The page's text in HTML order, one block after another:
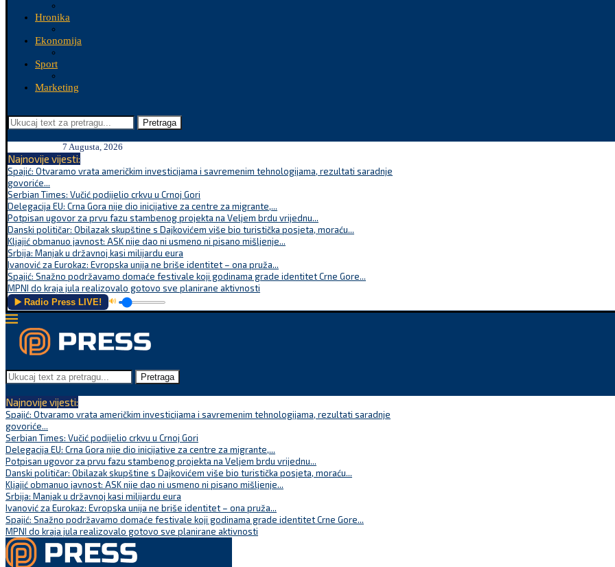
Hronika
Ekonomija
Sport
Marketing
Pretraga
7 Augusta, 2026
Najnovije vijesti:
Spajić: Otvaramo vrata američkim investicijama i savremenim tehnologijama, rezultati saradnje
govoriće...
Serbian Times: Vučić podijelio crkvu u Crnoj Gori
Delegacija EU: Crna Gora nije dio inicijative za centre za migrante,...
Potpisan ugovor za prvu fazu stambenog projekta na Veljem brdu vrijednu...
Danski političar: Obilazak skupštine s Dajkovićem više bio turistička posjeta, moraću...
Kljajić obmanuo javnost: ASK nije dao ni usmeno ni pisano mišljenje...
Srbija: Manjak u državnoj kasi milijardu eura
Ivanović za Eurokaz: Evropska unija ne briše identitet – ona pruža...
Spajić: Snažno podržavamo domaće festivale koji godinama grade identitet Crne Gore...
MPNI do kraja jula realizovalo gotovo sve planirane aktivnosti
▶️ Radio Press LIVE! 🔊
Pretraga
Najnovije vijesti:
Spajić: Otvaramo vrata američkim investicijama i savremenim tehnologijama, rezultati saradnje
govoriće...
Serbian Times: Vučić podijelio crkvu u Crnoj Gori
Delegacija EU: Crna Gora nije dio inicijative za centre za migrante,...
Potpisan ugovor za prvu fazu stambenog projekta na Veljem brdu vrijednu...
Danski političar: Obilazak skupštine s Dajkovićem više bio turistička posjeta, moraću...
Kljajić obmanuo javnost: ASK nije dao ni usmeno ni pisano mišljenje...
Srbija: Manjak u državnoj kasi milijardu eura
Ivanović za Eurokaz: Evropska unija ne briše identitet – ona pruža...
Spajić: Snažno podržavamo domaće festivale koji godinama grade identitet Crne Gore...
MPNI do kraja jula realizovalo gotovo sve planirane aktivnosti